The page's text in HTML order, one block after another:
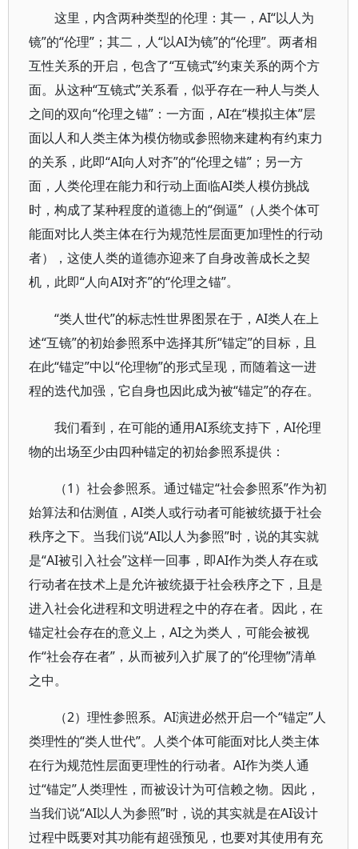
这里，内含两种类型的伦理：其一，AI“以人为
镜”的“伦理”；其二，人“以AI为镜”的“伦理”。两者相
互性关系的开启，包含了“互镜式”约束关系的两个方
面。从这种“互镜式”关系看，似乎存在一种人与类人
之间的双向“伦理之锚”：一方面，AI在“模拟主体”层
面以人和人类主体为模仿物或参照物来建构有约束力
的关系，此即“AI向人对齐”的“伦理之锚”；另一方
面，人类伦理在能力和行动上面临AI类人模仿挑战
时，构成了某种程度的道德上的“倒逼”（人类个体可
能面对比人类主体在行为规范性层面更加理性的行动
者），这使人类的道德亦迎来了自身改善成长之契
机，此即“人向AI对齐”的“伦理之锚”。
“类人世代”的标志性世界图景在于，AI类人在上
述“互镜”的初始参照系中选择其所“锚定”的目标，且
在此“锚定”中以“伦理物”的形式呈现，而随着这一进
程的迭代加强，它自身也因此成为被“锚定”的存在。
我们看到，在可能的通用AI系统支持下，AI伦理
物的出场至少由四种锚定的初始参照系提供：
（1）社会参照系。通过锚定“社会参照系”作为初
始算法和估测值，AI类人或行动者可能被统摄于社会
秩序之下。当我们说“AI以人为参照”时，说的其实就
是“AI被引入社会”这样一回事，即AI作为类人存在或
行动者在技术上是允许被统摄于社会秩序之下，且是
进入社会化进程和文明进程之中的存在者。因此，在
锚定社会存在的意义上，AI之为类人，可能会被视
作“社会存在者”，从而被列入扩展了的“伦理物”清单
之中。
（2）理性参照系。AI演进必然开启一个“锚定”人
类理性的“类人世代”。人类个体可能面对比人类主体
在行为规范性层面更理性的行动者。AI作为类人通
过“锚定”人类理性，而被设计为可信赖之物。因此，
当我们说“AI以人为参照”时，说的其实就是在AI设计
过程中既要对其功能有超强预见，也要对其使用有充